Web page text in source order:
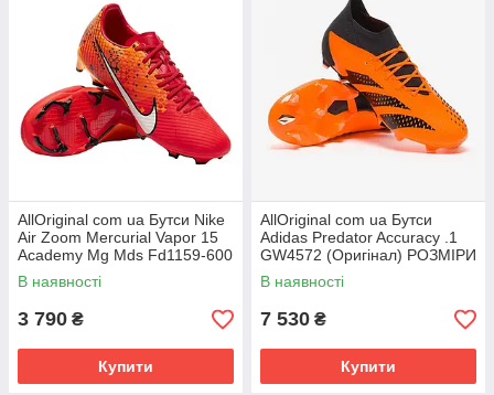
AllOriginal com ua Бутси Nike
Air Zoom Mercurial Vapor 15
Academy Mg Mds Fd1159-600
(Оригінал) РОЗМІРИ
В наявності
3 790 ₴
Купити
AllOriginal com ua Бутси
Adidas Predator Accuracy .1
GW4572 (Оригінал) РОЗМІРИ
ЗАПИТУЙТЕ
В наявності
7 530 ₴
Купити